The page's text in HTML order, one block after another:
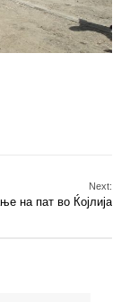
Next:
на пат во Ќојлија